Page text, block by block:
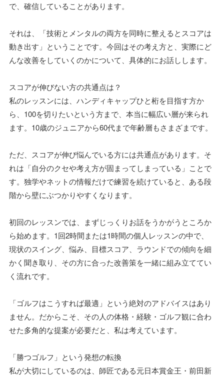
で、確信していることがあります。
それは、「技術とメンタルの両方を同時に整えるとスコアは
動き出す」ということです。今回はその考え方と、実際にど
んな改善をしていくのかについて、具体的にお話しします。
スコアが伸びない方の共通点は？
私のレッスンには、ハンディキャップひと桁を目指す方か
ら、100を切りたいという方まで、本当に幅広い層が来られ
ます。10歳のジュニアから60代まで年齢層もさまざまです。
ただ、スコアが伸び悩んでいる方には共通点があります。そ
れは「自分のクセや考え方が固まってしまっている」ことで
す。独学やネットの情報だけで練習を続けていると、ある段
階から壁にぶつかりやすくなります。
初回のレッスンでは、まずじっくりお話をうかがうところか
ら始めます。1回2時間または1時間の個人レッスンの中で、
現状のスイング、悩み、目標スコア、ラウンドでの傾向を細
かく聞き取り、その方に合った改善策を一緒に組み立ててい
く流れです。
「ゴルフはこうすれば最適」という絶対のアドバイスはあり
ません。だからこそ、その人の体格・経験・ゴルフ観に合わ
せた多角的な提案が必要だと、私は考えています。
「勝つゴルフ」という発想の転換
私が大切にしているのは、師匠である元日本賞金王・前田新